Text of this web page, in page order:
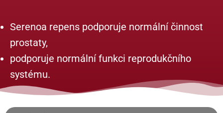
Serenoa repens podporuje normální činnost
prostaty,
podporuje normální funkci reprodukčního
systému.